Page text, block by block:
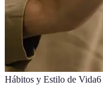
Hábitos y Estilo de Vida6